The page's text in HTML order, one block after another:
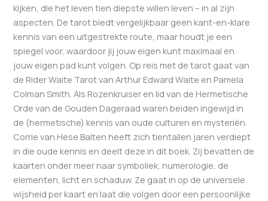
kijken, die het leven tien diepste willen leven – in al zijn
aspecten. De tarot biedt vergelijkbaar geen kant-en-klare
kennis van een uitgestrekte route, maar houdt je een
spiegel voor, waardoor jij jouw eigen kunt maximaal en
jouw eigen pad kunt volgen. Op reis met de tarot gaat van
de Rider Waite Tarot van Arthur Edward Waite en Pamela
Colman Smith. Als Rozenkruiser en lid van de Hermetische
Orde van de Gouden Dageraad waren beiden ingewijd in
de (hermetische) kennis van oude culturen en mysteriën.
Corrie van Hese Balten heeft zich tientallen jaren verdiept
in die oude kennis en deelt deze in dit boek. Zij bevatten de
kaarten onder meer naar symboliek, numerologie, de
elementen, licht en schaduw. Ze gaat in op de universele
wijsheid per kaart en laat die volgen door een persoonlijke